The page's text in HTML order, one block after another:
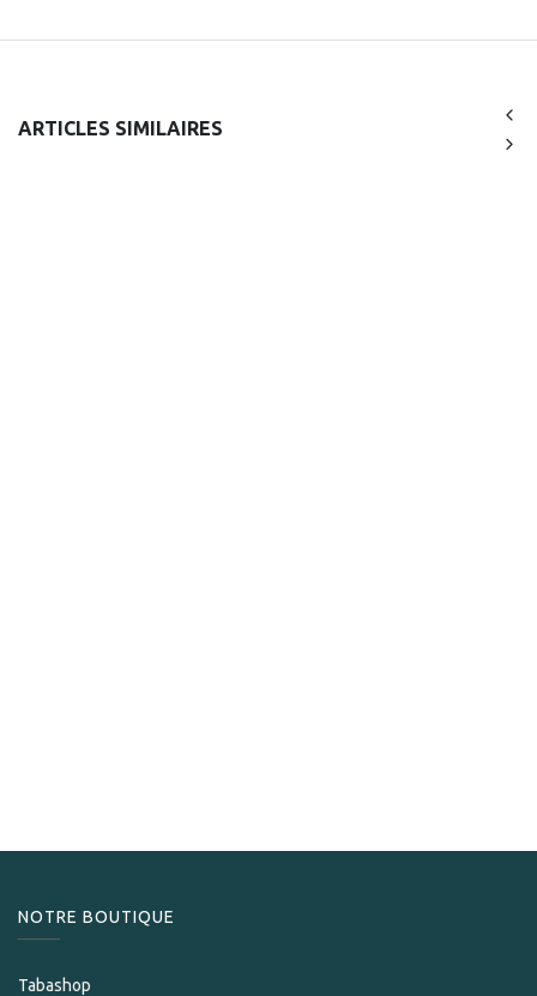
ARTICLES SIMILAIRES
NOTRE BOUTIQUE
Tabashop